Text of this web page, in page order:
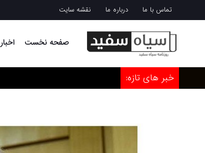
تماس با ما درباره ما نقشه سایت
صفحه نخست اخبار
خبر های تازه: